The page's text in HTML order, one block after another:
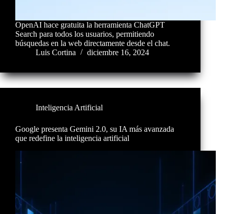
OpenAI hace gratuita la herramienta ChatGPT
Search para todos los usuarios, permitiendo
búsquedas en la web directamente desde el chat.
Luis Cortina
diciembre 16, 2024
Inteligencia Artificial
Google presenta Gemini 2.0, su IA más avanzada
que redefine la inteligencia artificial